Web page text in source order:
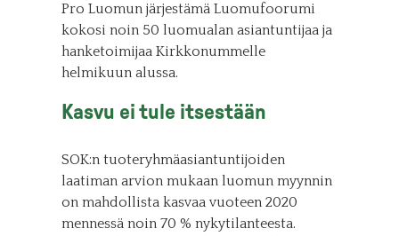
Pro Luomun järjestämä Luomufoorumi
kokosi noin 50 luomualan asiantuntijaa ja
hanketoimijaa Kirkkonummelle
helmikuun alussa.
Kasvu ei tule itsestään
SOK:n tuoteryhmäasiantuntijoiden
laatiman arvion mukaan luomun myynnin
on mahdollista kasvaa vuoteen 2020
mennessä noin 70 % nykytilanteesta.